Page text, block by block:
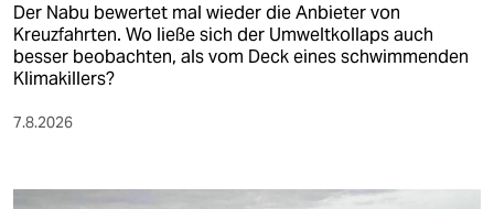
Der Nabu bewertet mal wieder die Anbieter von
Kreuzfahrten. Wo ließe sich der Umweltkollaps auch
besser beobachten, als vom Deck eines schwimmenden
Klimakillers?
7.8.2026